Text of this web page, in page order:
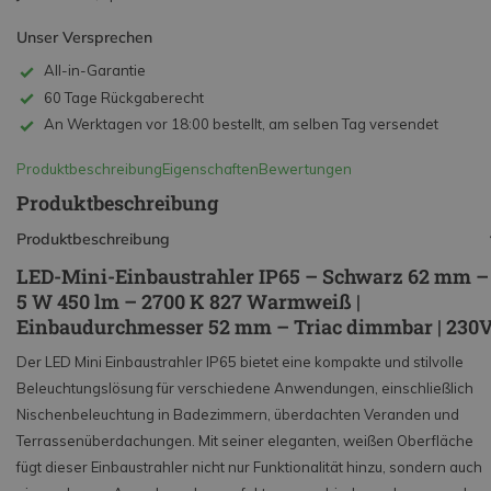
Unser Versprechen
All-in-Garantie
60 Tage Rückgaberecht
An Werktagen vor 18:00 bestellt, am selben Tag versendet
ProduktbeschreibungEigenschaftenBewertungen
Produktbeschreibung
Produktbeschreibung
LED-Mini-Einbaustrahler IP65 – Schwarz 62 mm –
5 W 450 lm – 2700 K 827 Warmweiß |
Einbaudurchmesser 52 mm – Triac dimmbar |
Der LED Mini Einbaustrahler IP65 bietet eine kompakte und stilvolle
Beleuchtungslösung für verschiedene Anwendungen, einschließlich
Nischenbeleuchtung in Badezimmern, überdachten Veranden und
Terrassenüberdachungen. Mit seiner eleganten, weißen Oberfläche
fügt dieser Einbaustrahler nicht nur Funktionalität hinzu, sondern auch